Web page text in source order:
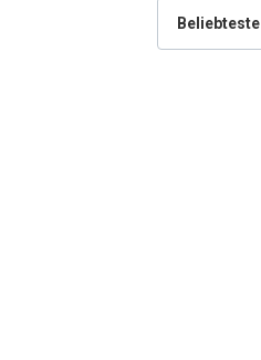
Beliebteste